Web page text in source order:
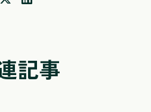
記事